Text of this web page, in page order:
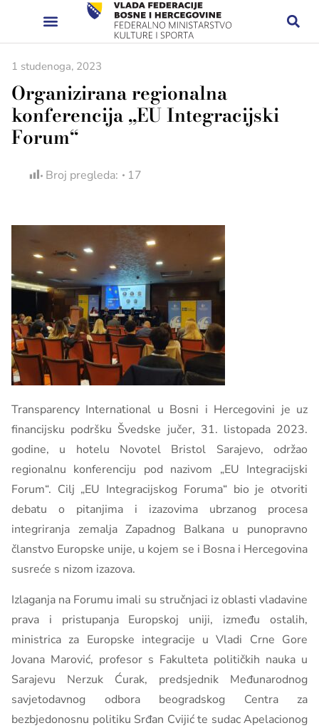
1 studenoga, 2023
Organizirana regionalna
konferencija „EU Integracijski
Forum“
Broj pregleda: 17
Transparency International u Bosni i Hercegovini je uz
financijsku podršku Švedske jučer, 31. listopada 2023.
godine, u hotelu Novotel Bristol Sarajevo, održao
regionalnu konferenciju pod nazivom „EU Integracijski
Forum“. Cilj „EU Integracijskog Foruma“ bio je otvoriti
debatu o pitanjima i izazovima ubrzanog procesa
integriranja zemalja Zapadnog Balkana u punopravno
članstvo Europske unije, u kojem se i Bosna i Hercegovina
susreće s nizom izazova.
Izlaganja na Forumu imali su stručnjaci iz oblasti vladavine
prava i pristupanja Europskoj uniji, između ostalih,
ministrica za Europske integracije u Vladi Crne Gore
Jovana Marović, profesor s Fakulteta političkih nauka u
Sarajevu Nerzuk Ćurak, predsjednik Međunarodnog
savjetodavnog odbora beogradskog Centra za
bezbjedonosnu politiku Srđan Cvijić te sudac Apelacionog